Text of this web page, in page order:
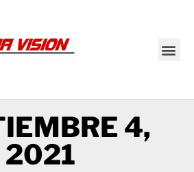
4,
2021